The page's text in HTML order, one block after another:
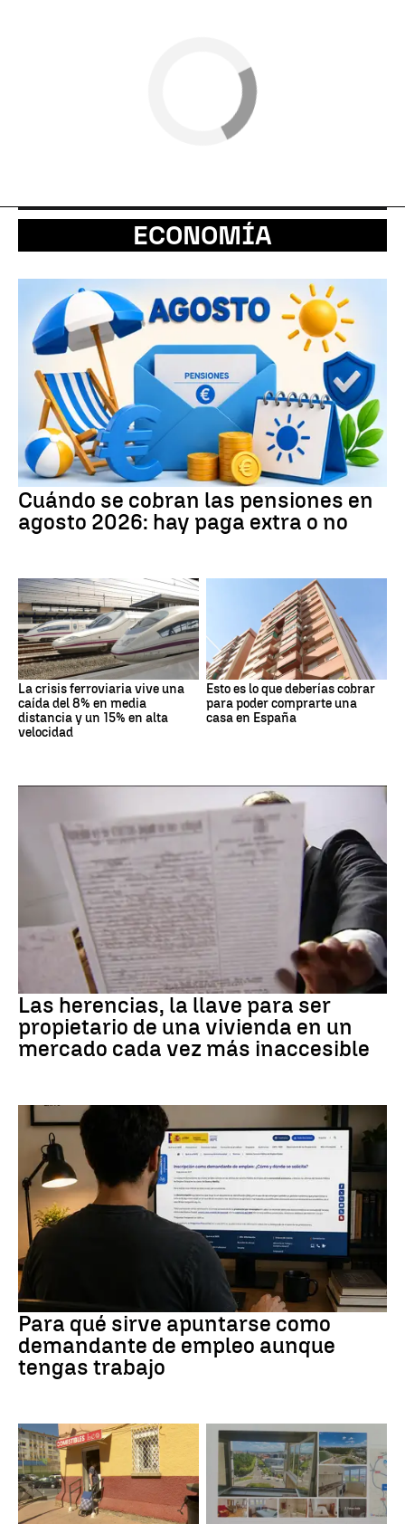
ECONOMÍA
Cuándo se cobran las pensiones en
agosto 2026: hay paga extra o no
La crisis ferroviaria vive una
caída del 8% en media
distancia y un 15% en alta
velocidad
Esto es lo que deberías cobrar
para poder comprarte una
casa en España
Vivienda
Las herencias, la llave para ser
propietario de una vivienda en un
mercado cada vez más inaccesible
Empleo
Para qué sirve apuntarse como
demandante de empleo aunque
tengas trabajo
Crisis migrantes Eclipse solar